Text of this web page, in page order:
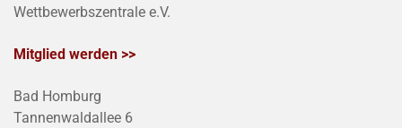
Wettbewerbszentrale e.V.
Mitglied werden >>
Bad Homburg
Tannenwaldallee 6